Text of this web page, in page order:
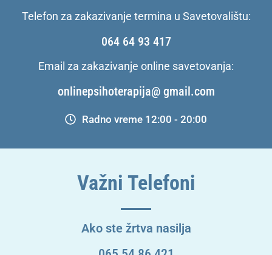
Telefon za zakazivanje termina u Savetovalištu:
064 64 93 417
Email za zakazivanje online savetovanja:
onlinepsihoterapija@ gmail.com
Radno vreme 12:00 - 20:00
Važni Telefoni
Ako ste žrtva nasilja